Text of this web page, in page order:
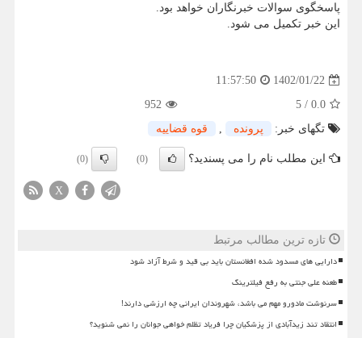
پاسخگوی سوالات خبرنگاران خواهد بود.
این خبر تکمیل می شود.
1402/01/22
11:57:50
0.0
/
5
952
تگهای خبر:
پرونده , قوه قضاییه
این مطلب نام را می پسندید؟ (0)
(0)
X
تازه ترین مطالب مرتبط
دارایی های مسدود شده افغانستان باید بی قید و شرط آزاد شود
طعنه علی جنتی به رفع فیلترینگ
سرنوشت مادورو مهم می باشد، شهروندان ایرانی چه ارزشی دارند!
انتقاد تند زیدآبادی از پزشکیان چرا فریاد تظلم خواهی جوانان را نمی شنوید؟